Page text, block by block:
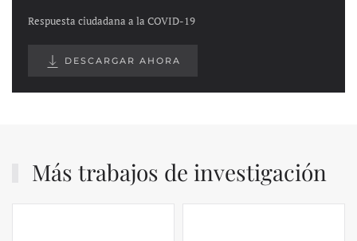
Respuesta ciudadana a la COVID-19
DESCARGAR AHORA
Más trabajos de investigación